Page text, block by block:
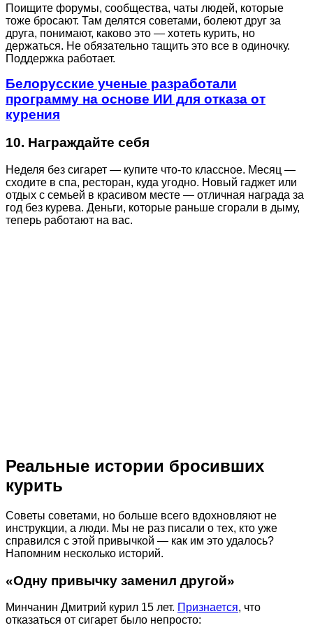
Поищите форумы, сообщества, чаты людей, которые
тоже бросают. Там делятся советами, болеют друг за
друга, понимают, каково это — хотеть курить, но
держаться. Не обязательно тащить это все в одиночку.
Поддержка работает.
Белорусские ученые разработали
программу на основе ИИ для отказа от
курения
10. Награждайте себя
Неделя без сигарет — купите что-то классное. Месяц —
сходите в спа, ресторан, куда угодно. Новый гаджет или
отдых с семьей в красивом месте — отличная награда за
год без курева. Деньги, которые раньше сгорали в дыму,
теперь работают на вас.
Реальные истории бросивших
курить
Советы советами, но больше всего вдохновляют не
инструкции, а люди. Мы не раз писали о тех, кто уже
справился с этой привычкой — как им это удалось?
Напомним несколько историй.
«Одну привычку заменил другой»
Минчанин Дмитрий курил 15 лет. Признается, что
отказаться от сигарет было непросто: